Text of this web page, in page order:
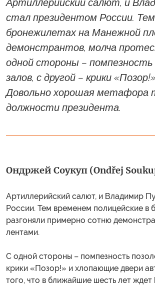
Артиллерийский салют, и
стал президентом России.
бронежилетах на Манежной
демонстрантов, молча
одной стороны – помпезность
залов, с другой – крики
Довольно хорошая метафора
должности президента.
Ондржей Соукуп (Ondřej
Артиллерийский салют, и Владимир
России. Тем временем полицейские
разгоняли примерно сотню
лентами.
С одной стороны – помпезность
крики «Позор!» и хлопающие двери
того, что в ближайшие шесть лет